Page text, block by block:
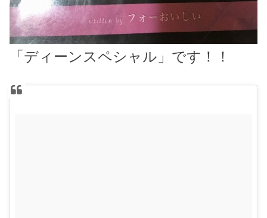
「ディーンスペシャル」です！！